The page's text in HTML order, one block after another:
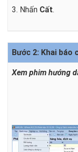
3. Nhấn Cất.
Bước 2: Khai
Xem phim hướng